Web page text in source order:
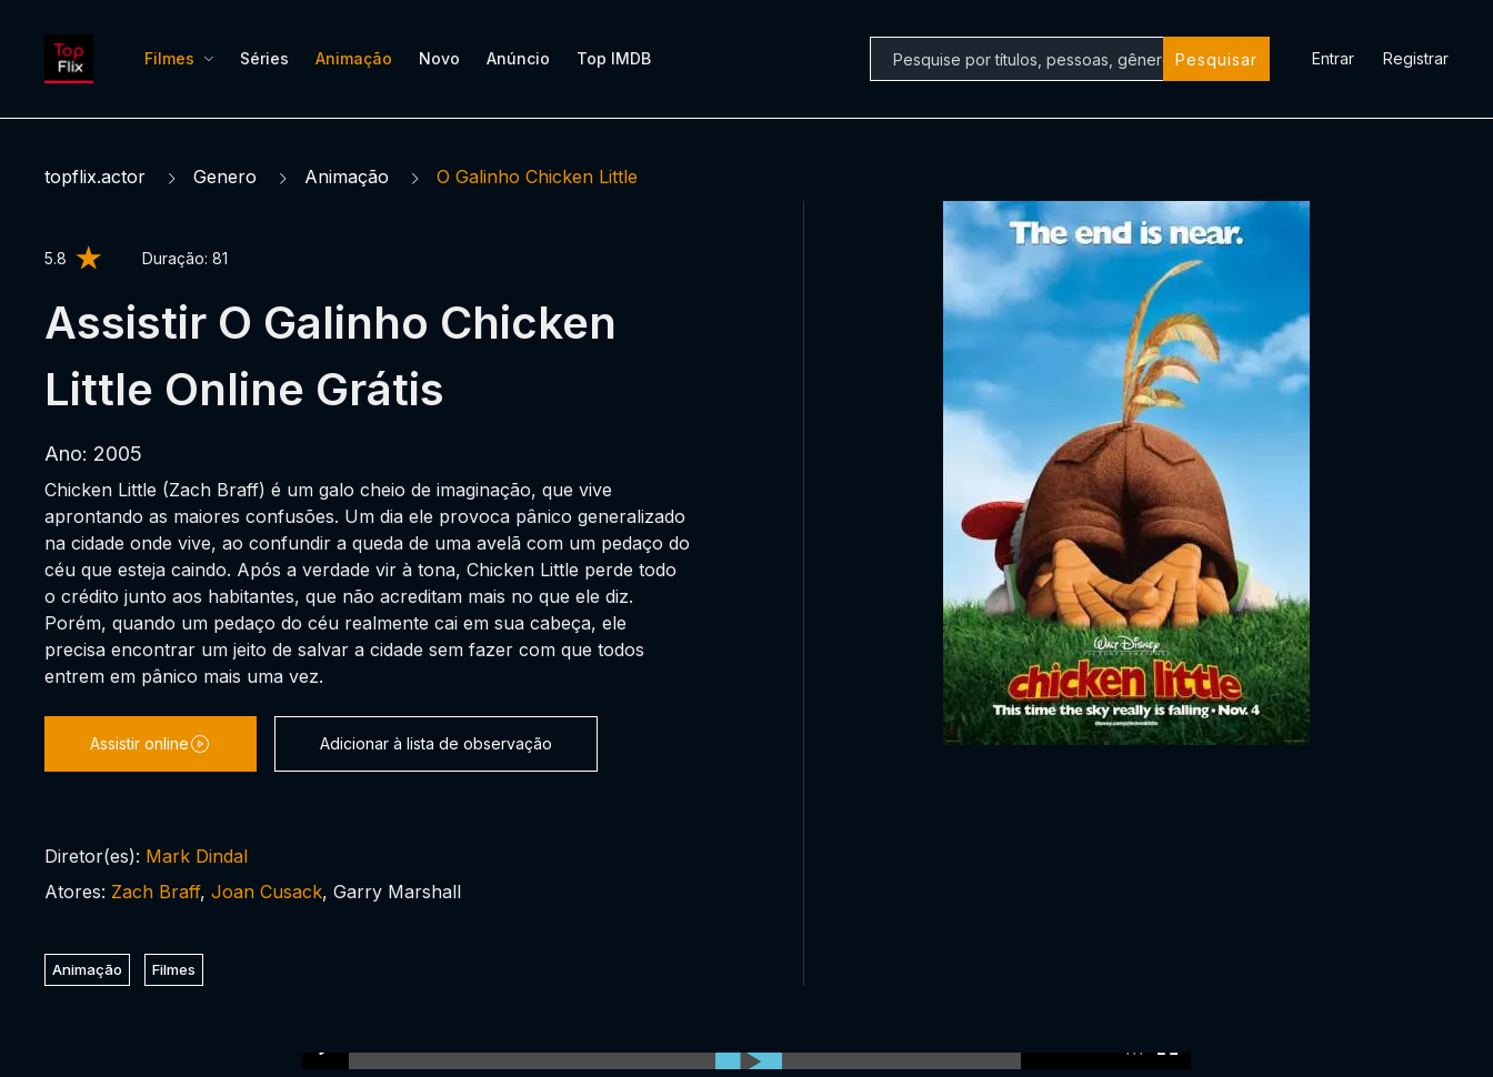
Filmes Séries Animação Novo Anúncio Top IMDB Pesquisar Entrar Registrar
topflix.actor Genero Animação O Galinho Chicken Little
5.8 Duração: 81
Assistir O Galinho Chicken
Little Online Grátis
Ano: 2005
Chicken Little (Zach Braff) é um galo cheio de imaginação, que vive
aprontando as maiores confusões. Um dia ele provoca pânico generalizado
na cidade onde vive, ao confundir a queda de uma avelã com um pedaço do
céu que esteja caindo. Após a verdade vir à tona, Chicken Little perde todo
o crédito junto aos habitantes, que não acreditam mais no que ele diz.
Porém, quando um pedaço do céu realmente cai em sua cabeça, ele
precisa encontrar um jeito de salvar a cidade sem fazer com que todos
entrem em pânico mais uma vez.
Assistir online Adicionar à lista de observação
Diretor(es): Mark Dindal
Atores: Zach Braff, Joan Cusack, Garry Marshall
Animação Filmes